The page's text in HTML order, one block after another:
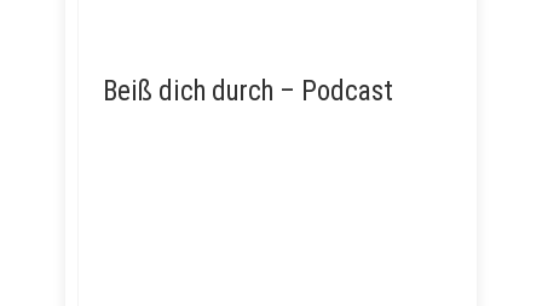
Beiß dich durch – Podcast